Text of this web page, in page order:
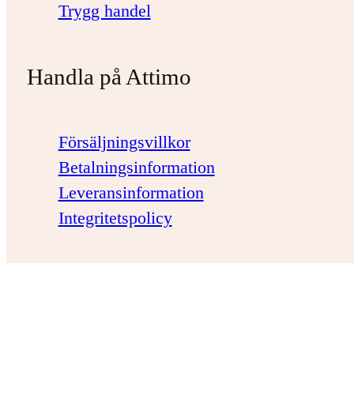
Trygg handel
Handla på Attimo
Försäljningsvillkor
Betalningsinformation
Leveransinformation
Integritetspolicy